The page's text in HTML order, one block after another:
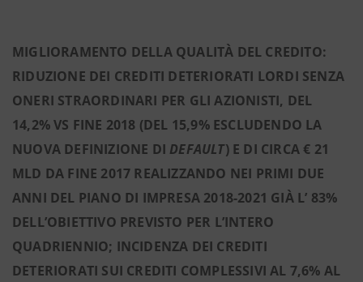
MIGLIORAMENTO DELLA QUALITÀ DEL CREDITO:
RIDUZIONE DEI CREDITI DETERIORATI LORDI SENZA
ONERI STRAORDINARI PER GLI AZIONISTI, DEL
14,2% VS FINE 2018 (DEL 15,9% ESCLUDENDO LA
NUOVA DEFINIZIONE DI DEFAULT) E DI CIRCA € 21
MLD DA FINE 2017 REALIZZANDO NEI PRIMI DUE
ANNI DEL PIANO DI IMPRESA 2018-2021 GIÀ L’ 83%
DELL’OBIETTIVO PREVISTO PER L’INTERO
QUADRIENNIO; INCIDENZA DEI CREDITI
DETERIORATI SUI CREDITI COMPLESSIVI AL 7,6% AL